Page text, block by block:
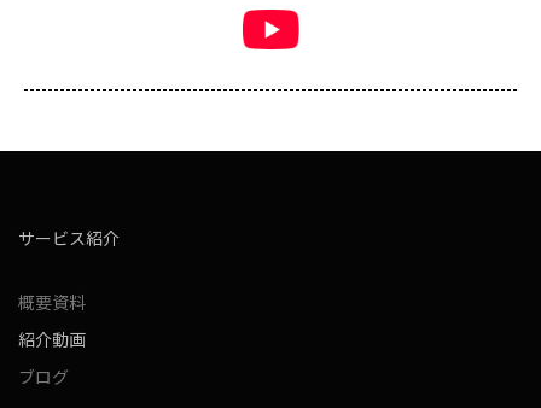
サービス紹介
概要資料
紹介動画
ブログ